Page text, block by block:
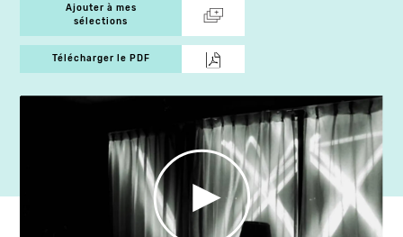
Ajouter à mes
sélections
Télécharger le PDF